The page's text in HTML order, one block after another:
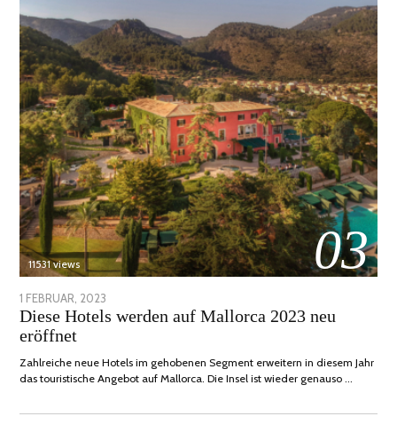
03
11531 views
POSTED
ON
1 FEBRUAR, 2023
FEBRUAR,
Diese Hotels werden auf Mallorca 2023 neu
eröffnet
Zahlreiche neue Hotels im gehobenen Segment erweitern in diesem Jahr
das touristische Angebot auf Mallorca. Die Insel ist wieder genauso …